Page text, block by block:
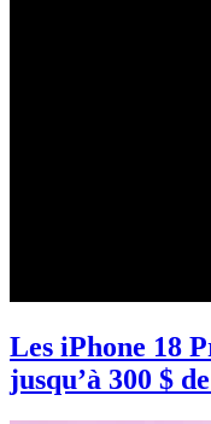
Les iPhone 18
jusqu’à 300 $